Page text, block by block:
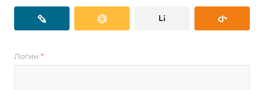
Логин *